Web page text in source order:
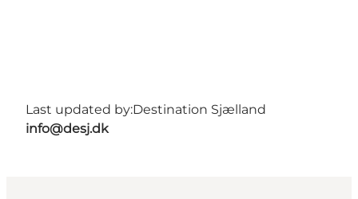
Last updated by:Destination Sjælland
info@desj.dk